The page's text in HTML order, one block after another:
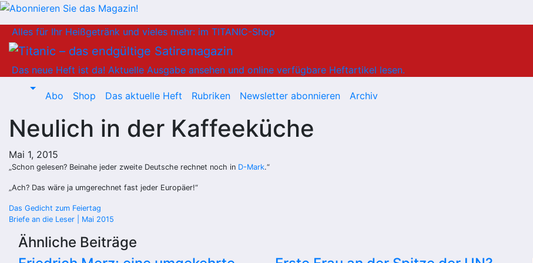
Inhalt
springen
Alles für Ihr Heißgetränk und vieles mehr: im TITANIC-Shop
Das neue Heft ist da! Aktuelle Ausgabe ansehen und online verfügbare Heftartikel lesen.
Abo Shop Das aktuelle Heft Rubriken Newsletter abonnieren Archiv
Neulich in der Kaffeeküche
Mai 1, 2015
„Schon gelesen? Beinahe jeder zweite Deutsche rechnet noch in D-Mark.“
„Ach? Das wäre ja umgerechnet fast jeder Europäer!“
Beitragsnavigation
Das Gedicht zum Feiertag
Briefe an die Leser | Mai 2015
Ähnliche Beiträge